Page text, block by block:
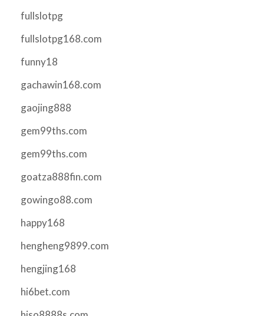
fullslotpg
fullslotpg168.com
funny18
gachawin168.com
gaojing888
gem99ths.com
gem99ths.com
goatza888fin.com
gowingo88.com
happy168
hengheng9899.com
hengjing168
hi6bet.com